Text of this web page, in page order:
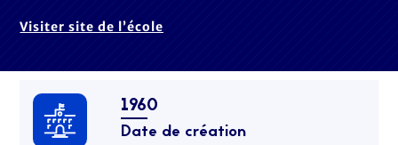
Visiter site de l’école
1960
Date de création